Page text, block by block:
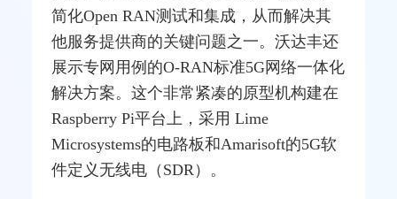
简化Open RAN测试和集成，从而解决其
他服务提供商的关键问题之一。沃达丰还
展示专网用例的O-RAN标准5G网络一体化
解决方案。这个非常紧凑的原型机构建在
Raspberry Pi平台上，采用 Lime
Microsystems的电路板和Amarisoft的5G软
件定义无线电（ SDR ）。